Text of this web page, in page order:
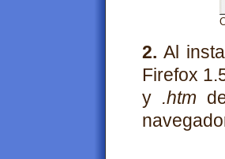
2. Al
Firefox
y .htm